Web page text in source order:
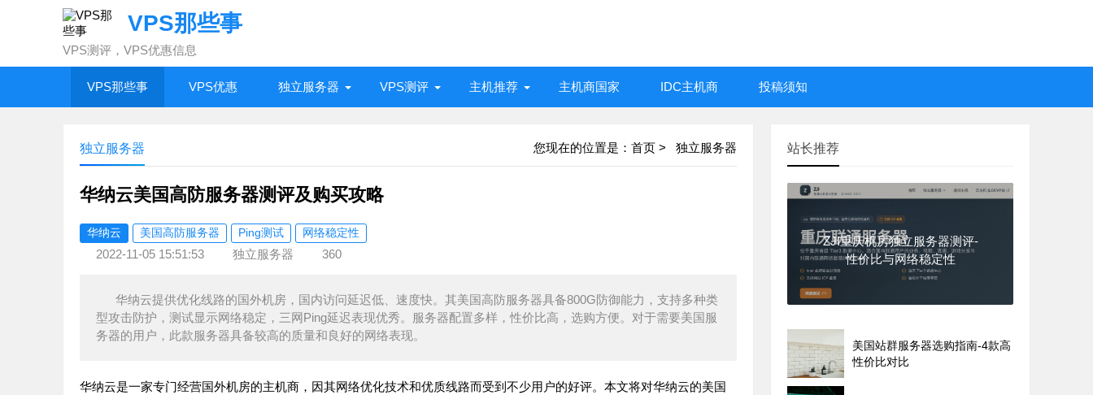
VPS那些事
VPS测评，VPS优惠信息
VPS那些事 VPS优惠 独立服务器 VPS测评 主机推荐 主机商国家 IDC主机商 投稿须知
您现在的位置是： 首页 > 独立服务器
独立服务器
华纳云美国高防服务器测评及购买攻略
华纳云 美国高防服务器 Ping测试 网络稳定性
2022-11-05 15:51:53 独立服务器 360
华纳云提供优化线路的国外机房，国内访问延迟低、速度快。其美国高防服务器具备800G防御能力，支持多种类
型攻击防护，测试显示网络稳定，三网Ping延迟表现优秀。服务器配置多样，性价比高，选购方便。对于需要美国服
务器的用户，此款服务器具备较高的质量和良好的网络表现。
华纳云是一家专门经营国外机房的主机商，因其网络优化技术和优质线路而受到不少用户的好评。本文将对华纳云的美国
站长推荐
ZJI重庆机房独立服务器测评-
性价比与网络稳定性
美国站群服务器选购指南-4款高
性价比对比